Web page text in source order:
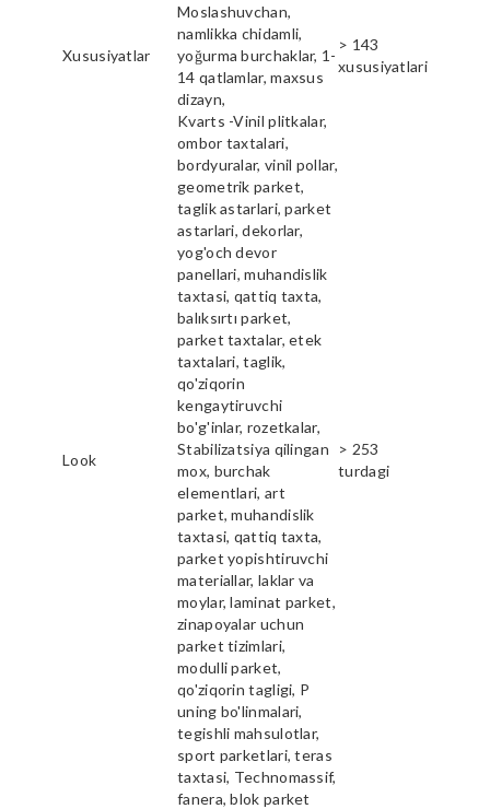
Xususiyatlar
Moslashuvchan,
namlikka chidamli,
yoğurma burchaklar, 1-
14 qatlamlar, maxsus
dizayn,
> 143
xususiyatlari
Look
Kvarts -Vinil plitkalar,
ombor taxtalari,
bordyuralar, vinil pollar,
geometrik parket,
taglik astarlari, parket
astarlari, dekorlar,
yog'och devor
panellari, muhandislik
taxtasi, qattiq taxta,
balıksırtı parket,
parket taxtalar, etek
taxtalari, taglik,
qo'ziqorin
kengaytiruvchi
bo'g'inlar, rozetkalar,
Stabilizatsiya qilingan
mox, burchak
elementlari, art
parket, muhandislik
taxtasi, qattiq taxta,
parket yopishtiruvchi
materiallar, laklar va
moylar, laminat parket,
zinapoyalar uchun
parket tizimlari,
modulli parket,
qo'ziqorin tagligi, P
uning bo'linmalari,
tegishli mahsulotlar,
sport parketlari, teras
taxtasi, Technomassif,
fanera, blok parket
> 253
turdagi